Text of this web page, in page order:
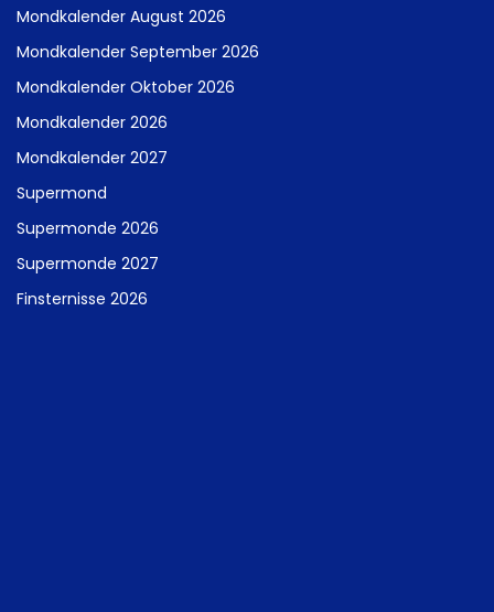
Mondkalender August 2026
Mondkalender September 2026
Mondkalender Oktober 2026
Mondkalender 2026
Mondkalender 2027
Supermond
Supermonde 2026
Supermonde 2027
Finsternisse 2026